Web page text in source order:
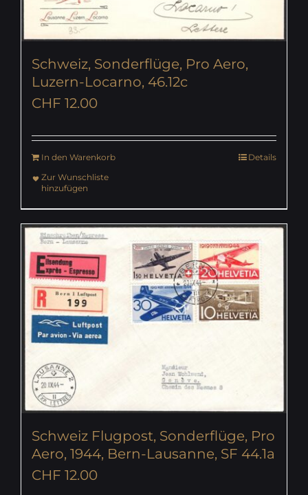
Schweiz, Sonderflüge, Pro Aero,
Luzern-Locarno, 46.12c
CHF 12.00
In den Warenkorb
Details
Zur Wunschliste
hinzufügen
Schweiz Flugpost, Sonderflüge, Pro
Aero, 1944, Bern-Lausanne, SF 44.1a
CHF 12.00